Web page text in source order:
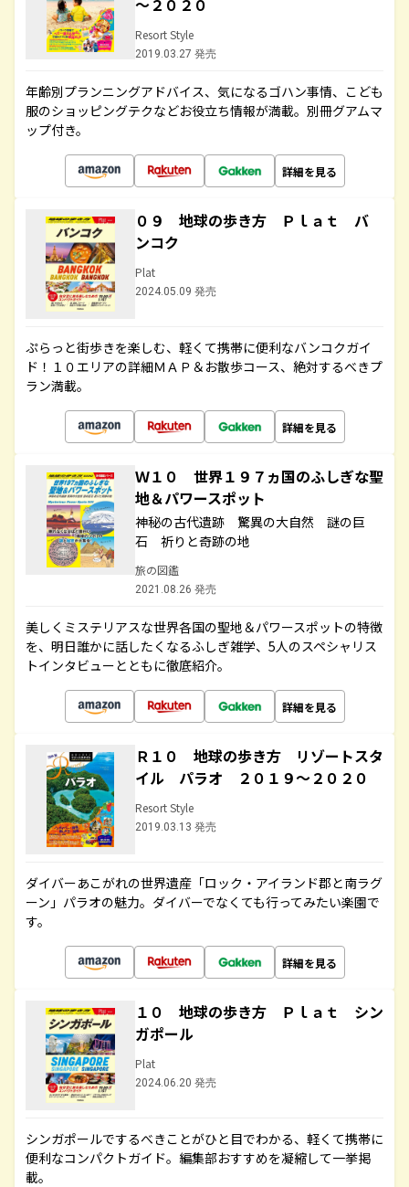
～２０２０
Resort Style
2019.03.27 発売
年齢別プランニングアドバイス、気になるゴハン事情、こども
服のショッピングテクなどお役立ち情報が満載。別冊グアムマ
ップ付き。
詳細を見る
０９ 地球の歩き方 Ｐｌａｔ バ
ンコク
Plat
2024.05.09 発売
ぷらっと街歩きを楽しむ、軽くて携帯に便利なバンコクガイ
ド！１０エリアの詳細ＭＡＰ＆お散歩コース、絶対するべきプ
ラン満載。
詳細を見る
Ｗ１０ 世界１９７ヵ国のふしぎな聖
地＆パワースポット
神秘の古代遺跡 驚異の大自然 謎の巨
石 祈りと奇跡の地
旅の図鑑
2021.08.26 発売
美しくミステリアスな世界各国の聖地＆パワースポットの特徴
を、明日誰かに話したくなるふしぎ雑学、5人のスペシャリス
トインタビューとともに徹底紹介。
詳細を見る
Ｒ１０ 地球の歩き方 リゾートスタ
イル パラオ ２０１９～２０２０
Resort Style
2019.03.13 発売
ダイバーあこがれの世界遺産「ロック・アイランド郡と南ラグ
ーン」パラオの魅力。ダイバーでなくても行ってみたい楽園で
す。
詳細を見る
１０ 地球の歩き方 Ｐｌａｔ シン
ガポール
Plat
2024.06.20 発売
シンガポールでするべきことがひと目でわかる、軽くて携帯に
便利なコンパクトガイド。編集部おすすめを凝縮して一挙掲
載。